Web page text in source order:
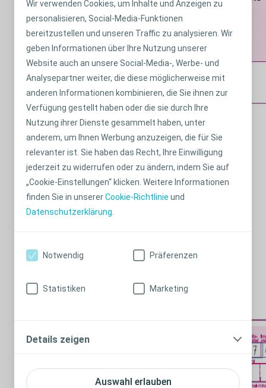
Wir verwenden Cookies, um Inhalte und Anzeigen zu
personalisieren, Social-Media-Funktionen
bereitzustellen und unseren Traffic zu analysieren. Wir
geben Informationen über Ihre Nutzung unserer
Website auch an unsere Social-Media-, Werbe- und
Analysepartner weiter, die diese möglicherweise mit
anderen Informationen kombinieren, die Sie ihnen zur
Verfügung gestellt haben oder die sie durch Ihre
Nutzung ihrer Dienste gesammelt haben, unter
anderem, um Ihnen Werbung anzuzeigen, die für Sie
relevanter ist. Sie haben das Recht, Ihre Einwilligung
jederzeit zu widerrufen oder zu ändern, indem Sie auf
„Cookie-Einstellungen“ klicken. Weitere Informationen
finden Sie in unsererCookie-Richtlinie und
Datenschutzerklärung
Auswahl erlauben
Notwendig Präferenzen
Statistiken Marketing
Details zeigen
So wird das Rezept im 1. und 3.
Versorgungsquartal (bei Irrigation jeden zweiten
Tag) ausgefüllt:
Ein Kreuz (×) bei Gebührenpflichtig
Eine ausgeschriebene »7« bei Hilfsmittel
Der Versorgungszeitraum
Nutzungsdauer
Wasserbehälter: 15 Anwendungen